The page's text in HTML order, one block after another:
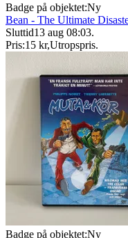
Badge på objektet:Ny
Bean - The Ultimate
Sluttid13 aug 08:03.
Pris:15 kr,Utropspris.
Badge på objektet:Ny